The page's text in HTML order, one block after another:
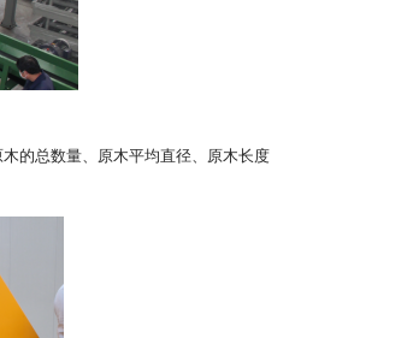
的总数量、原木平均直径、原木长度